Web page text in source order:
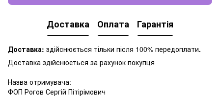
Доставка Оплата Гарантія
Доставка: здійснюється тільки після 100% передоплати.
Доставка здійснюється за рахунок покупця
Назва отримувача:
ФОП Рогов Сергій Пітірімович